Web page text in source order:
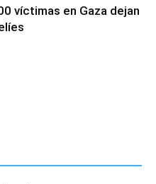
víctimas en Gaza dejan